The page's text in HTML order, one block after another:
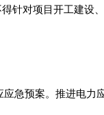
针对项目开工建设
急预案。推进电力